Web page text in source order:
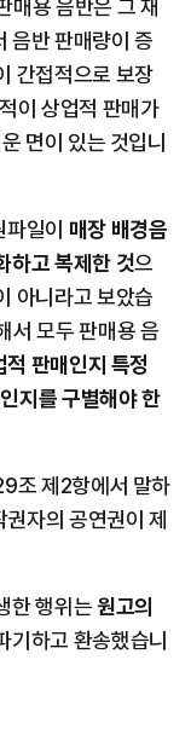
매용 음반은 그 재
음반 판매량이 증
간접적으로 보장
이 상업적 판매가
면이 있는 것입니
일이 매장 배경음
하고 복제한 것으
아니라고 보았습
서 모두 판매용 음
판매인지 특정
지를 구별해야 한
조 제2항에서 말하
자의 공연권이 제
한 행위는 원고의
기하고 환송했습니